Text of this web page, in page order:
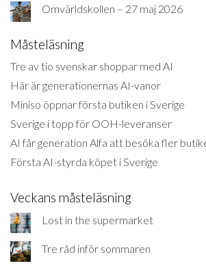
Omvärldskollen – 27 maj 2026
Måsteläsning
Tre av tio svenskar shoppar med AI
Här är generationernas AI-vanor
Miniso öppnar första butiken i Sverige
Sverige i topp för OOH-leveranser
AI får generation Alfa att besöka fler
Första AI-styrda köpet i Sverige
Veckans måsteläsning
Lost in the supermarket
Tre råd inför sommaren